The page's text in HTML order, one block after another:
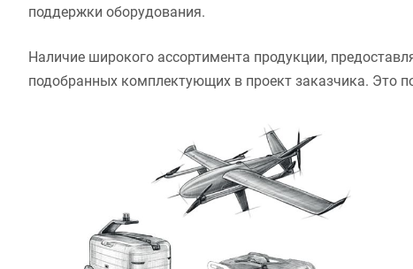
поддержки оборудования.
Наличие широкого ассортимента продукции,
подобранных комплектующих в проект заказчика. Это